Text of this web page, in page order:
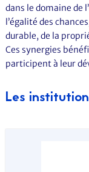
dans le domaine de
l’égalité des
durable, de la
Ces synergies
participent à leur
Les